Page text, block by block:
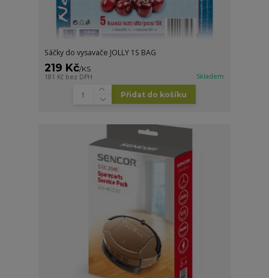
Sáčky do vysavače JOLLY 1S BAG
219 Kč/KS
181 Kč bez DPH Skladem
Přidat do košíku